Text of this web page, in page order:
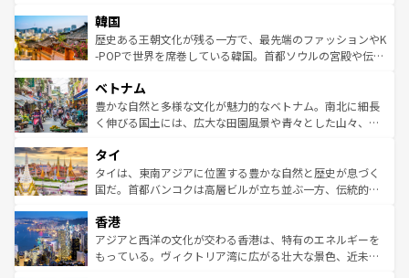
ワイを、存分に味わってほしい。 なお、新着のハワイ情報
はコンテンツ一覧を参照してほしい。
いる。アクティビティも充実しており、サーフィンやダイ
ビング、ハイキングなど、アウトドア好きにはたまらな
い。オーストラリアの多彩な魅力を存分に味わいつくそ
参照してほしい。
ン）、静ひつな山岳地帯である台湾東部など、都市の喧騒
と山間の静けさが共存しており、訪れる人に新しい発見と
驚きをもたらしてくれる。また、奥深い台湾の食文化も魅
容にもいいと評判のスイーツなど、バラエティ豊かな料理
が味わえる。 なお、新着の台湾情報は コンテンツ一覧を参
照してほしい。
韓国
歴史ある王朝文化が残る一方で、最先端のファッションやK
-POPで世界を席巻している韓国。首都ソウルの宮殿や伝統
き、地方に足を延ばせば四季折々の自然美を楽しむことが
できる。そして、キムチや焼肉、絶品のストリートフード
まで、さまざまな韓国料理が待っている。夜には、韓国な
リティに包まれながら、韓国の多彩な魅力を心ゆくまで味
わってみてほしい。 なお、新着の韓国情報はコンテンツ一
覧を参照してほしい。
ベトナム
豊かな自然と多様な文化が魅力的なベトナム。南北に細長
く伸びる国土には、広大な田園風景や青々とした山々、世
急速な発展と共に伝統が息づく。ハノイの古い町並みやホ
ーチミン市のフランス統治時代の建物も、独特の雰囲気を
醸し出している。また、バラエティの豊かさとおいしさで
とつ。フォーやバインミー、ベトナムコーヒーなどは、ぜ
ひ現地で味わいたい。どの地域を訪れてもあたたかい人々
が旅行者を迎えてくれるので、きっと忘れられない旅にな
タイ
タイは、東南アジアに位置する豊かな自然と歴史が息づく
国だ。首都バンコクは高層ビルが立ち並ぶ一方、伝統的な
の活気が交差している。北部ではチェンマイなどの山岳地
帯で自然と触れ合い、南部ではプーケットやクラビの美し
いビーチでリゾート気分を楽しむことができる。タイ料理
香港
アジアと西洋の文化が交わる香港は、特有のエネルギーを
もっている。ヴィクトリア湾に広がる壮大な景色、近未来